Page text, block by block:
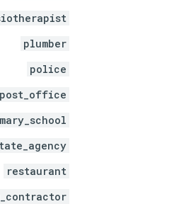
plumber
police
post_office
restaurant